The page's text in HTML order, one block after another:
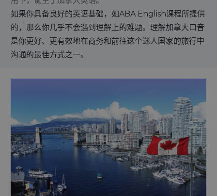
如果你具备良好的英语基础，如ABA English课程所提供
的，那么你几乎不会遇到理解上的难题。理解加拿大口音
是你更好、更有效地在商务和前往这个迷人国家的旅行中
沟通的最佳方式之一。